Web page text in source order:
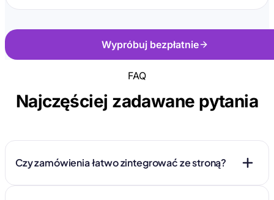
Wypróbuj bezpłatnie
FAQ
Najczęściej zadawane pytania
Czy zamówienia łatwo zintegrować ze stroną?